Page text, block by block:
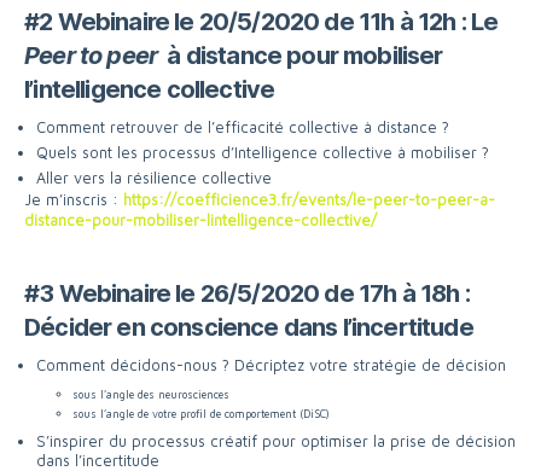
#2 Webinaire le 20/5/2020 de 11h à 12h : Le
Peer to peer à distance pour mobiliser
l’intelligence collective
Comment retrouver de l’efficacité collective à distance ?
Quels sont les processus d’Intelligence collective à mobiliser ?
Aller vers la résilience collective
Je m’inscris : https://coefficience3.fr/events/le-peer-to-peer-a-
distance-pour-mobiliser-lintelligence-collective/
#3 Webinaire le 26/5/2020 de 17h à 18h :
Décider en conscience dans l’incertitude
Comment décidons-nous ? Décriptez votre stratégie de décision
sous l’angle des neurosciences
sous l’angle de votre profil de comportement (DiSC)
S’inspirer du processus créatif pour optimiser la prise de décision
dans l’incertitude